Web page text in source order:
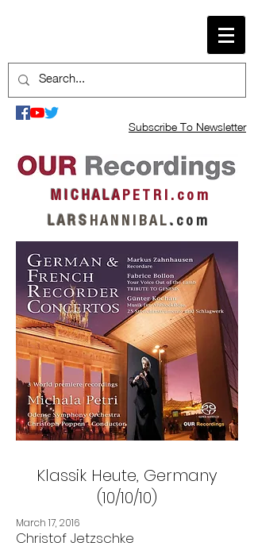
Subscribe To Newsletter
M I C H A L AP E T R I . c o m
L A R S H A N N I B A L . c o m
Klassik Heute, Germany
(10/10/10)
March 17, 2016
Christof Jetzschke